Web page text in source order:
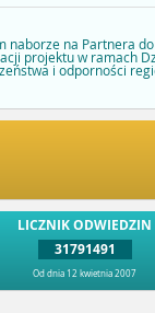
naborze na Partnera
projektu w ramach
i odporności
LICZNIK ODWIEDZIN
31791491
Od dnia 12 kwietnia 2007